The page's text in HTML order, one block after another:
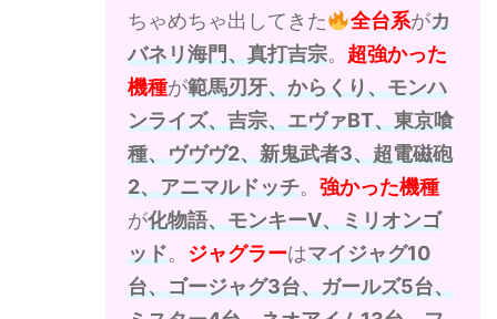
ちゃめちゃ出してきた
全台系がカ
バネリ海門、真打吉宗。 超強かった
機種が範馬刃牙、からくり、モンハ
ンライズ、吉宗、エヴァBT、東京喰
種、ヴヴヴ2、新鬼武者3、超電磁砲
2、アニマルドッチ。 強かった機種
が化物語、モンキーV、ミリオンゴ
ッド。 ジャグラーはマイジャグ10
台、ゴージャグ3台、ガールズ5台、